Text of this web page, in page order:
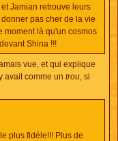
Jamian retrouve leurs
pas cher de la vie
moment là qu'un cosmos
Shina !!!
vue, et qui explique
avait comme un trou , si
plus fidéle!!! Plus de